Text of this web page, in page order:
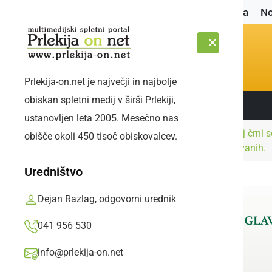
Naslovnica
ČETRTEK, 6. AVGUST 2026 Sledite nam:
Prlekija-on.net je največji in najbolje
obiskan spletni medij v širši Prlekiji,
ustanovljen leta 2005. Mesečno nas
obišče okoli 450 tisoč obiskovalcev.
Uredništvo
Dejan Razlag, odgovorni urednik
041 956 530
info@prlekija-on.net
Naslovnica Narava
Uresničili so se najbolj črni
celo večja od pričakovanih.